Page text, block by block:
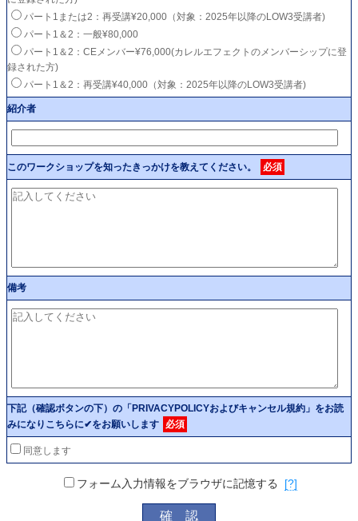
パート1または2：再受講¥20,000（対象：2025年以降のLOW3受講者)
パート1＆2：一般¥80,000
パート1＆2：CEメンバー¥76,000(カレルエフェクトのメンバーシップに登
録された方)
パート1＆2：再受講¥40,000（対象：2025年以降のLOW3受講者)
紹介者
このワークショップを知ったきっかけを教えてください。 必須
備考
下記（確認ボタンの下）の「PRIVACYPOLICYおよびキャンセル規約」をお読
みになりこちらに✔をお願いします
必須
同意します
フォーム入力情報をブラウザに記憶する [?]